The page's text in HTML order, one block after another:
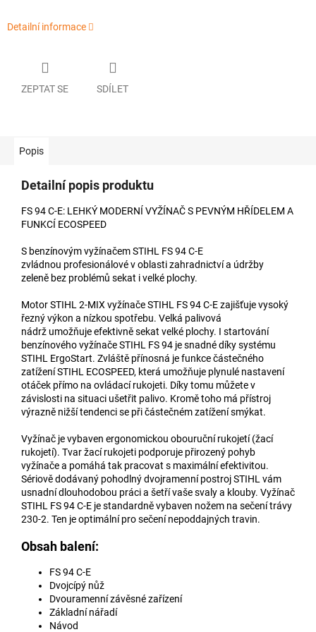
Detailní informace
ZEPTAT SE SDÍLET
Popis
Detailní popis produktu
FS 94 C-E: LEHKÝ MODERNÍ VYŽÍNAČ S PEVNÝM HŘÍDELEM A
FUNKCÍ ECOSPEED
S benzínovým vyžínačem STIHL FS 94 C-E
zvládnou profesionálové v oblasti zahradnictví a údržby
zeleně bez problémů sekat i velké plochy.
Motor STIHL 2-MIX vyžínače STIHL FS 94 C-E zajišťuje vysoký
řezný výkon a nízkou spotřebu. Velká palivová
nádrž umožňuje efektivně sekat velké plochy. I startování
benzínového vyžínače STIHL FS 94 je snadné díky systému
STIHL ErgoStart. Zvláště přínosná je funkce částečného
zatížení STIHL ECOSPEED, která umožňuje plynulé nastavení
otáček přímo na ovládací rukojeti. Díky tomu můžete v
závislosti na situaci ušetřit palivo. Kromě toho má přístroj
výrazně nižší tendenci se při částečném zatížení smýkat.
Vyžínač je vybaven ergonomickou obouruční rukojetí (žací
rukojetí). Tvar žací rukojeti podporuje přirozený pohyb
vyžínače a pomáhá tak pracovat s maximální efektivitou.
Sériově dodávaný pohodlný dvojramenní postroj STIHL vám
usnadní dlouhodobou práci a šetří vaše svaly a klouby. Vyžínač
STIHL FS 94 C-E je standardně vybaven nožem na sečení trávy
230-2. Ten je optimální pro sečení nepoddajných travin.
Obsah balení:
FS 94 C-E
Dvojcípý nůž
Dvouramenní závěsné zařízení
Základní nářadí
Návod